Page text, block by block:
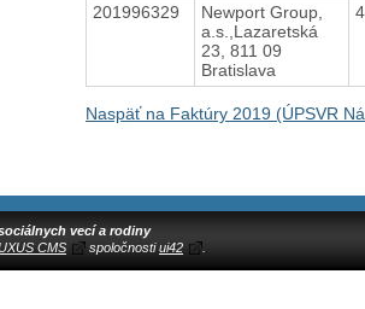
201996329
Newport Group,
a.s.,Lazaretská
23, 811 09
Bratislava
Naspäť na Faktúry 2019 (ÚPSVR
vecí a rodiny
CMS spoločnostiui42